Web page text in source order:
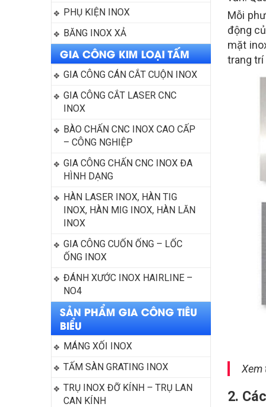
PHỤ KIỆN INOX
BĂNG INOX XẢ
GIA CÔNG KIM LOẠI TẤM
GIA CÔNG CÁN CẮT CUỘN INOX
GIA CÔNG CẮT LASER CNC
INOX
BÀO CHẤN CNC INOX CAO CẤP
– CÔNG NGHIỆP
GIA CÔNG CHẤN CNC INOX ĐA
HÌNH DẠNG
HÀN LASER INOX, HÀN TIG
INOX, HÀN MIG INOX, HÀN LĂN
INOX
GIA CÔNG CUỐN ỐNG – LỐC
ỐNG INOX
ĐÁNH XƯỚC INOX HAIRLINE –
NO4
SẢN PHẨM GIA CÔNG TIÊU
BIỂU
MÁNG XỐI INOX
TẤM SÀN GRATING INOX
TRỤ INOX ĐỠ KÍNH – TRỤ LAN
CAN KÍNH
Mỗi
động
mặt
trang trí
Xem
2.